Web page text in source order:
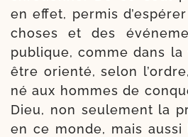
en effet, per­mis
choses et des
publique, comme dans
être orien­té, selon
né aux hommes de
Dieu, non seule­ment la
en ce monde, mais